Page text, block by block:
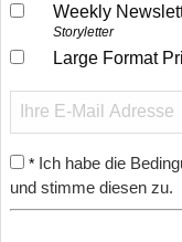
Weekly
Storyletter
Large Format
* Ich habe die
und stimme diesen zu.